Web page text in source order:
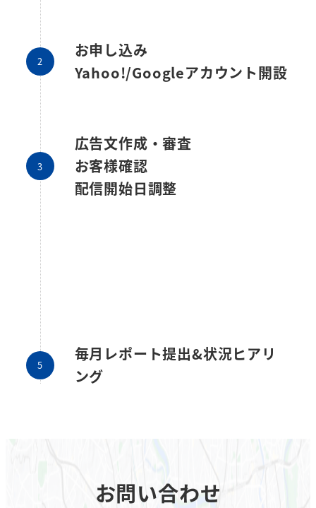
お申し込み
Yahoo!/Googleアカウント開設
広告文作成・審査
お客様確認
配信開始日調整
毎月レポート提出&状況ヒアリ
ング
お問い合わせ